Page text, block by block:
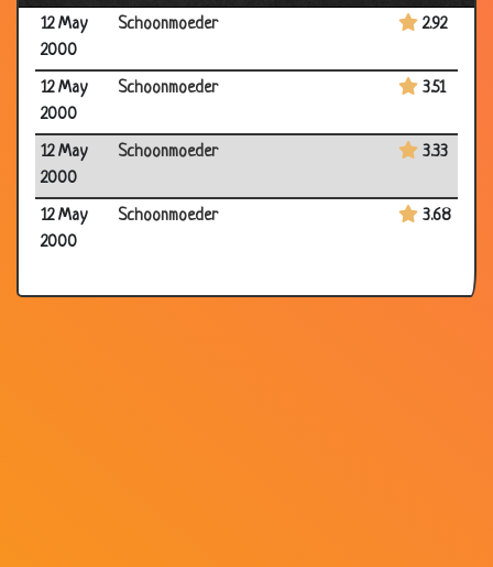
12 May
2000
Schoonmoeder 2.92
12 May
2000
Schoonmoeder 3.51
12 May
2000
Schoonmoeder 3.33
12 May
2000
Schoonmoeder 3.68